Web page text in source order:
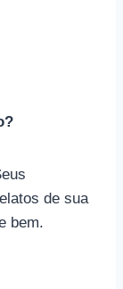
de sua
bem.